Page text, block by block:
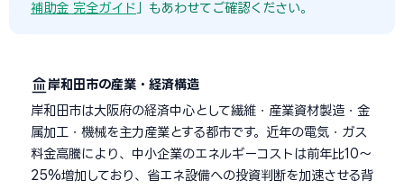
補助金 完全ガイド 」もあわせてご確認ください。
岸和田市の産業・経済構造
岸和田市は大阪府の経済中心として繊維・産業資材製造・金
属加工・機械を主力産業とする都市です。近年の電気・ガス
料金高騰により、中小企業のエネルギーコストは前年比10〜
25%増加しており、省エネ設備への投資判断を加速させる背